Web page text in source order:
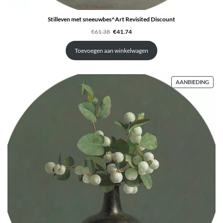
Stilleven met sneeuwbes^Art Revisited Discount
€61.38 Oorspronkelijke
was:
€61.38.
€41.74Huidige
is:
€41.74.
Toevoegen aan winkelwagen
AANBIEDING
IN